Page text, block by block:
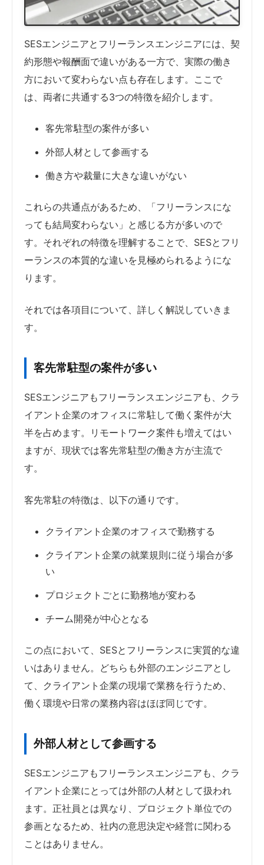
SESエンジニアとフリーランスエンジニアには、契
約形態や報酬面で違いがある一方で、実際の働き
方において変わらない点も存在します。ここで
は、両者に共通する3つの特徴を紹介します。
客先常駐型の案件が多い
外部人材として参画する
働き方や裁量に大きな違いがない
これらの共通点があるため、「フリーランスにな
っても結局変わらない」と感じる方が多いので
す。それぞれの特徴を理解することで、SESとフリ
ーランスの本質的な違いを見極められるようにな
ります。
それでは各項目について、詳しく解説していきま
す。
客先常駐型の案件が多い
SESエンジニアもフリーランスエンジニアも、クラ
イアント企業のオフィスに常駐して働く案件が大
半を占めます。リモートワーク案件も増えてはい
ますが、現状では客先常駐型の働き方が主流で
す。
客先常駐の特徴は、以下の通りです。
クライアント企業のオフィスで勤務する
クライアント企業の就業規則に従う場合が多
い
プロジェクトごとに勤務地が変わる
チーム開発が中心となる
この点において、SESとフリーランスに実質的な違
いはありません。どちらも外部のエンジニアとし
て、クライアント企業の現場で業務を行うため、
働く環境や日常の業務内容はほぼ同じです。
外部人材として参画する
SESエンジニアもフリーランスエンジニアも、クラ
イアント企業にとっては外部の人材として扱われ
ます。正社員とは異なり、プロジェクト単位での
参画となるため、社内の意思決定や経営に関わる
ことはありません。